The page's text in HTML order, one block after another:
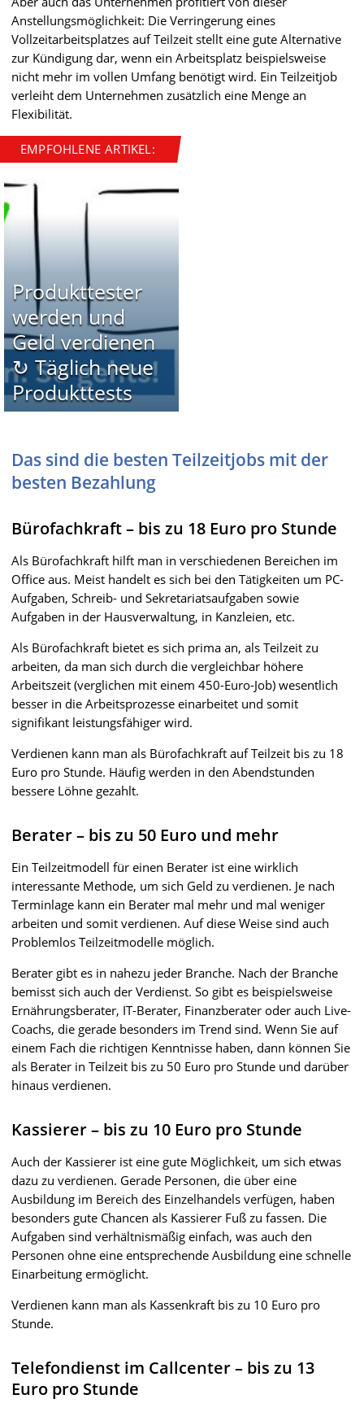
Anstellungsmöglichkeit: Die Verringerung eines
Vollzeitarbeitsplatzes auf Teilzeit stellt eine gute Alternative
zur Kündigung dar, wenn ein Arbeitsplatz beispielsweise
nicht mehr im vollen Umfang benötigt wird. Ein Teilzeitjob
verleiht dem Unternehmen zusätzlich eine Menge an
Flexibilität.
EMPFOHLENE ARTIKEL:
Produkttester
werden und
Geld verdienen
↻ Täglich neue
Produkttests
Das sind die besten Teilzeitjobs mit der
besten Bezahlung
Bürofachkraft – bis zu 18 Euro pro Stunde
Als Bürofachkraft hilft man in verschiedenen Bereichen im
Office aus. Meist handelt es sich bei den Tätigkeiten um PC-
Aufgaben, Schreib- und Sekretariatsaufgaben sowie
Aufgaben in der Hausverwaltung, in Kanzleien, etc.
Als Bürofachkraft bietet es sich prima an, als Teilzeit zu
arbeiten, da man sich durch die vergleichbar höhere
Arbeitszeit (verglichen mit einem 450-Euro-Job) wesentlich
besser in die Arbeitsprozesse einarbeitet und somit
signifikant leistungsfähiger wird.
Verdienen kann man als Bürofachkraft auf Teilzeit bis zu 18
Euro pro Stunde. Häufig werden in den Abendstunden
bessere Löhne gezahlt.
Berater – bis zu 50 Euro und mehr
Ein Teilzeitmodell für einen Berater ist eine wirklich
interessante Methode, um sich Geld zu verdienen. Je nach
Terminlage kann ein Berater mal mehr und mal weniger
arbeiten und somit verdienen. Auf diese Weise sind auch
Problemlos Teilzeitmodelle möglich.
Berater gibt es in nahezu jeder Branche. Nach der Branche
bemisst sich auch der Verdienst. So gibt es beispielsweise
Ernährungsberater, IT-Berater, Finanzberater oder auch Live-
Coachs, die gerade besonders im Trend sind. Wenn Sie auf
einem Fach die richtigen Kenntnisse haben, dann können Sie
als Berater in Teilzeit bis zu 50 Euro pro Stunde und darüber
hinaus verdienen.
Kassierer – bis zu 10 Euro pro Stunde
Auch der Kassierer ist eine gute Möglichkeit, um sich etwas
dazu zu verdienen. Gerade Personen, die über eine
Ausbildung im Bereich des Einzelhandels verfügen, haben
besonders gute Chancen als Kassierer Fuß zu fassen. Die
Aufgaben sind verhältnismäßig einfach, was auch den
Personen ohne eine entsprechende Ausbildung eine schnelle
Einarbeitung ermöglicht.
Verdienen kann man als Kassenkraft bis zu 10 Euro pro
Stunde.
Telefondienst im Callcenter – bis zu 13
Euro pro Stunde